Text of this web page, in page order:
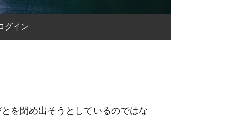
グイン
を閉め出そうとしているのではな